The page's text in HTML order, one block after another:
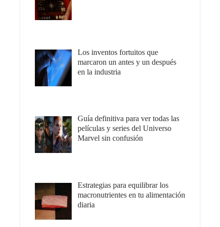
Los inventos fortuitos que
marcaron un antes y un después
en la industria
Guía definitiva para ver todas las
películas y series del Universo
Marvel sin confusión
Estrategias para equilibrar los
macronutrientes en tu alimentación
diaria